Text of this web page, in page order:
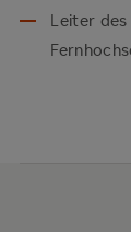
Leiter